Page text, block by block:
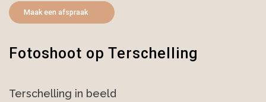
Maak een afspraak
Fotoshoot op Terschelling
Terschelling in beeld